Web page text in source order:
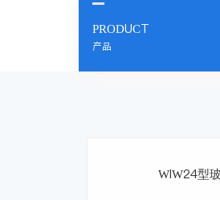
PRODUCT
产品
WIW24型